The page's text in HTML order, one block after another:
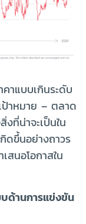
าแบบเกินระดับ
ป้าหมาย – ตลาด
ที่น่าจะเป็นใน
ดขึ้นอย่างถาวร
สนอโอกาสใน
ด้านการแข่งขัน